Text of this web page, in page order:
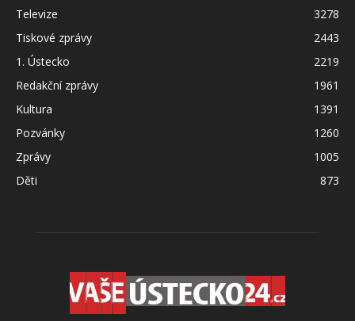
Televize
3278
Tiskové zprávy
2443
1. Ústecko
2219
Redakční zprávy
1961
Kultura
1391
Pozvánky
1260
Zprávy
1005
Děti
873